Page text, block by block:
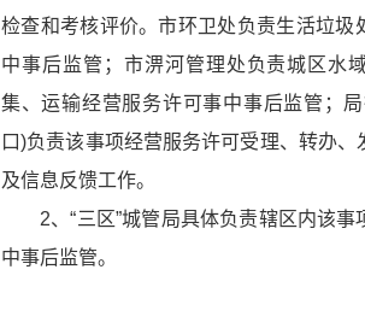
检查和考核评价。市环卫处负责生活垃圾
中事后监管；市淠河管理处负责城区水
集、运输经营服务许可事中事后监管；局
口)负责该事项经营服务许可受理、转办、
及信息反馈工作。
2、“三区”城管局具体负责辖区内该事
中事后监管。